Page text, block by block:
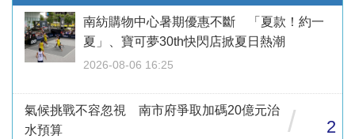
南紡購物中心暑期優惠不斷 「夏款！約一
夏」、寶可夢30th快閃店掀夏日熱潮
2026-08-06 16:25
氣候挑戰不容忽視 南市府爭取加碼20億元治
水預算
/ 2